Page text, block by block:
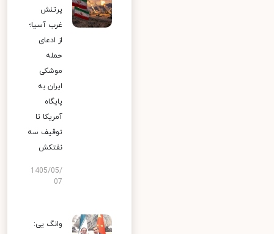
پرتنش
غرب آسیا؛
از ادعای
حمله
موشکی
ایران به
پایگاه
آمریکا تا
توقیف سه
نفتکش
1405/05/
07
وانگ یی: